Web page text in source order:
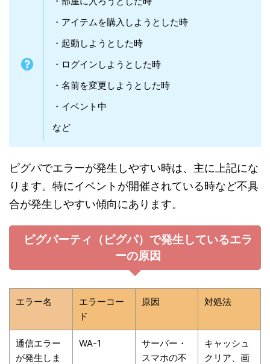
・アイテムを購入しようとした時
・起動しようとした時
・ログインしようとした時
・名前を変更しようとした時
・イベント中
など
ピグパでエラーが発生しやすい時は、主に上記にな
ります。特にイベントが開催されている時など不具
合が発生しやすい傾向にあります。
ピグパーティ（ピグパ）で発生しているエラ
ーの原因
エラー名
エラーコー
ド
原因 対処法
通信エラー
が発生しま
WA-1
サーバー・
スマホの不
キャッシュ
クリア、画